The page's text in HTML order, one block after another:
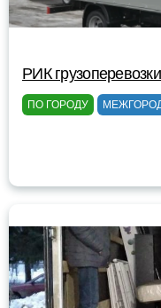
РИК
ПО ГОРОДУ